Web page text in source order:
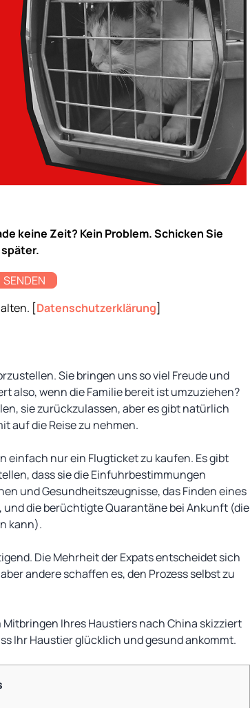
keine Zeit? Kein Problem. Schicken Sie
SENDEN
[Datenschutzerklärung]
Sie bringen uns so viel Freude und
also, wenn die Familie bereit ist umzuziehen?
sie zurückzulassen, aber es gibt natürlich
auf die Reise zu nehmen.
einfach nur ein Flugticket zu kaufen. Es gibt
dass sie die Einfuhrbestimmungen
und Gesundheitszeugnisse, das Finden eines
die berüchtigte Quarantäne bei Ankunft (die
kann).
Die Mehrheit der Expats entscheidet sich
andere schaffen es, den Prozess selbst zu
Ihres Haustiers nach China skizziert
Ihr Haustier glücklich und gesund ankommt.